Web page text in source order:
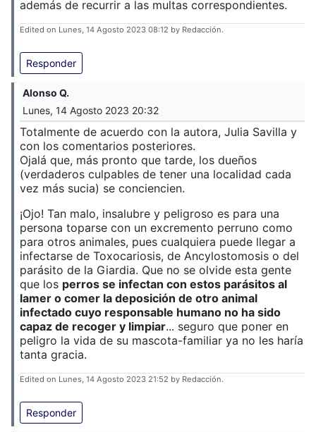
además de recurrir a las multas correspondientes.
Edited on Lunes, 14 Agosto 2023 08:12 by Redacción.
Responder
Alonso Q.
Lunes, 14 Agosto 2023 20:32
Totalmente de acuerdo con la autora, Julia Savilla y
con los comentarios posteriores.
Ojalá que, más pronto que tarde, los dueños
(verdaderos culpables de tener una localidad cada
vez más sucia) se conciencien.
¡Ojo! Tan malo, insalubre y peligroso es para una
persona toparse con un excremento perruno como
para otros animales, pues cualquiera puede llegar a
infectarse de Toxocariosis, de Ancylostomosis o del
parásito de la Giardia. Que no se olvide esta gente
que los perros se infectan con estos parásitos al
lamer o comer la deposición de otro animal
infectado cuyo responsable humano no ha sido
capaz de recoger y limpiar... seguro que poner en
peligro la vida de su mascota-familiar ya no les haría
tanta gracia.
Edited on Lunes, 14 Agosto 2023 21:52 by Redacción.
Responder